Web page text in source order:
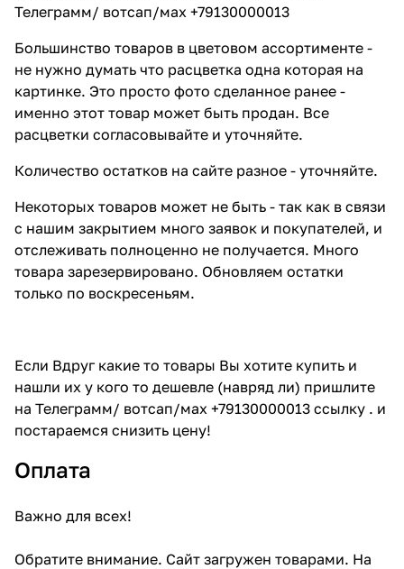
Телеграмм/ вотсап/мах +79130000013
Большинство товаров в цветовом ассортименте -
не нужно думать что расцветка одна которая на
картинке. Это просто фото сделанное ранее -
именно этот товар может быть продан. Все
расцветки согласовывайте и уточняйте.
Количество остатков на сайте разное - уточняйте.
Некоторых товаров может не быть - так как в связи
с нашим закрытием много заявок и покупателей, и
отслеживать полноценно не получается. Много
товара зарезервировано. Обновляем остатки
только по воскресеньям.
Если Вдруг какие то товары Вы хотите купить и
нашли их у кого то дешевле (навряд ли) пришлите
на Телеграмм/ вотсап/мах +79130000013 ссылку . и
постараемся снизить цену!
Оплата
Важно для всех!
Обратите внимание. Сайт загружен товарами. На